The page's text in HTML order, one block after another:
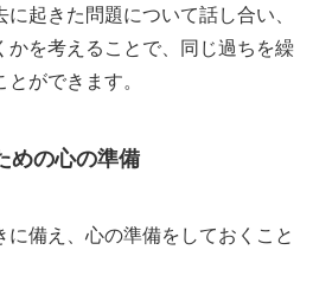
起きた問題について話し合い、
かを考えることで、同じ過ちを繰
ができます。
めの心の準備
に備え、心の準備をしておくこと